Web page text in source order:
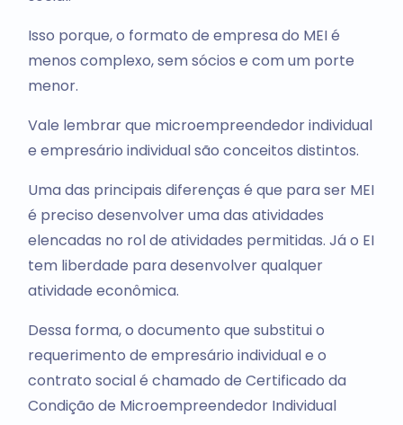
Isso porque, o formato de empresa do MEI é
menos complexo, sem sócios e com um porte
menor.
Vale lembrar que microempreendedor individual
e empresário individual são conceitos distintos.
Uma das principais diferenças é que para ser MEI
é preciso desenvolver uma das atividades
elencadas no rol de atividades permitidas. Já o EI
tem liberdade para desenvolver qualquer
atividade econômica.
Dessa forma, o documento que substitui o
requerimento de empresário individual e o
contrato social é chamado de Certificado da
Condição de Microempreendedor Individual